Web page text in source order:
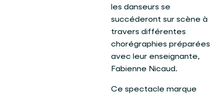
les danseurs se
succéderont sur scène à
travers différentes
chorégraphies préparées
avec leur enseignante,
Fabienne Nicaud.
Ce spectacle marque